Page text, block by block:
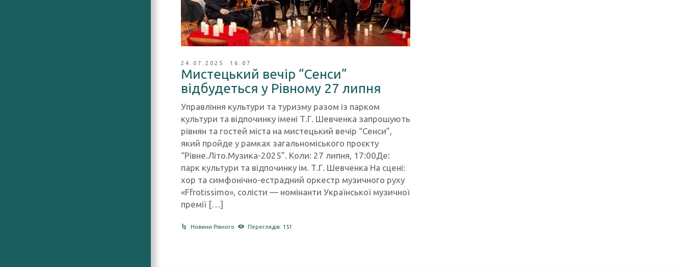
24.07.2025 16:07
Мистецький вечір “Сенси”
відбудеться у Рівному 27 липня
Управління культури та туризму разом із парком
культури та відпочинку імені Т.Г. Шевченка запрошують
рівнян та гостей міста на мистецький вечір “Сенси”,
який пройде у рамках загальноміського проєкту
“Рівне.Літо.Музика-2025”. Коли: 27 липня, 17:00Де:
парк культури та відпочинку ім. Т.Г. Шевченка На сцені:
хор та симфонічно-естрадний оркестр музичного руху
«Ffrotissimo», солісти — номінанти Української музичної
премії […]
Новини Рівного Переглядів: 151